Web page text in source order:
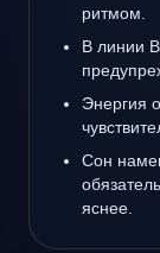
ритмом.
В линии
Энергия
Сон
яснее.